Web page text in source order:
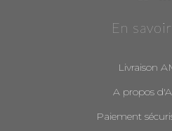
En
Livraison
A propos
Paiement